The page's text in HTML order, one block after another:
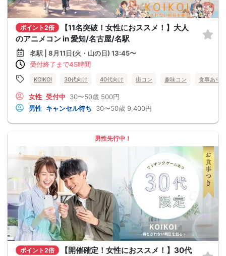
ポイント2倍
【11名突破！女性におススメ！】大人
のアニメコン in 愛知/名古屋/名駅
名駅 | 8月11日(火・山の日) 13:45〜
受付終了まで45時間
KOIKOI 30代向け 40代向け 街コン 趣味コン 食事あり
女性 受付中 30〜50歳 500円
男性 キャンセル待ち 30〜50歳 9,400円
男性先行中！
ポイント2倍
【開催確定！女性におススメ！】30代